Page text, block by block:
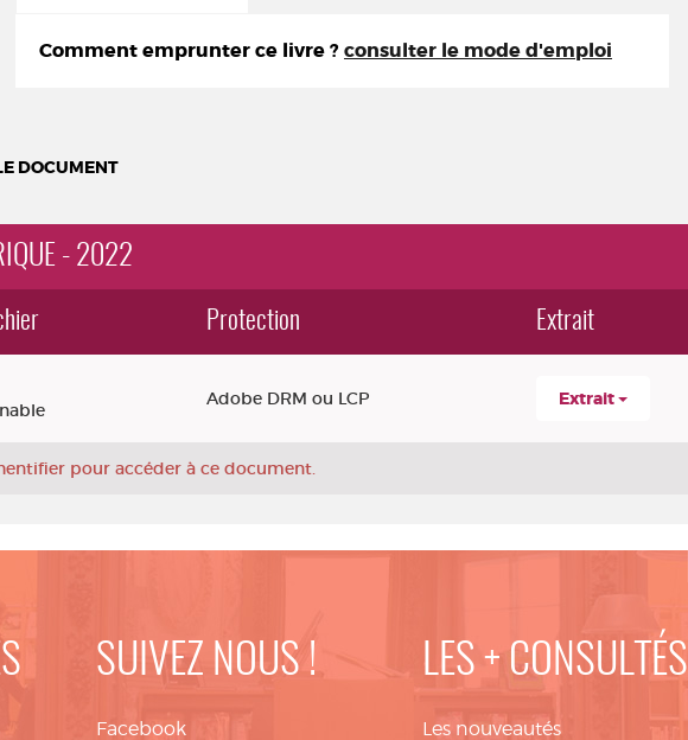
Comment emprunter ce livre ? consulter le mode d'emploi
DOCUMENT
- 2022
Protection Extrait
Adobe DRM ou LCP Extrait
pour accéder à ce document.
SUIVEZ NOUS !
Facebook
LES + CONSULTÉS
Les nouveautés